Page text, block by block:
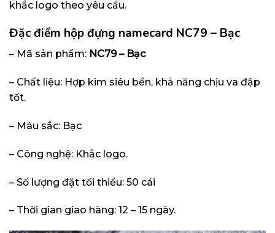
khắc logo theo yêu cầu.
Đặc điểm hộp đựng namecard NC79 – Bạc
– Mã sản phẩm: NC79 – Bạc
– Chất liệu: Hợp kim siêu bền, khả năng chịu va đập
tốt.
– Màu sắc: Bạc
– Công nghệ: Khắc logo.
– Số lượng đặt tối thiểu: 50 cái
– Thời gian giao hàng: 12 – 15 ngày.